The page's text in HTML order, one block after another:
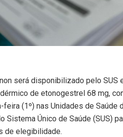
será disponibilizado pelo SUS
de etonogestrel 68 mg,
(1º) nas Unidades de Saúde
Único de Saúde (SUS)
de elegibilidade.